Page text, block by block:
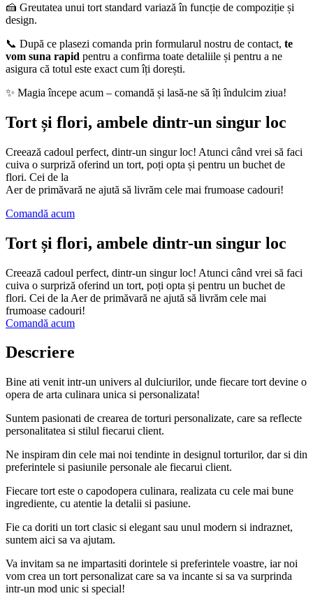
🍰 Greutatea unui tort standard variază în funcție de compoziție și
design.
📞 După ce plasezi comanda prin formularul nostru de contact, te
vom suna rapid pentru a confirma toate detaliile și pentru a ne
asigura că totul este exact cum îți dorești.
✨ Magia începe acum – comandă și lasă-ne să îți îndulcim ziua!
Tort și flori, ambele dintr-un singur loc
Creează cadoul perfect, dintr-un singur loc! Atunci când vrei să faci
cuiva o surpriză oferind un tort, poți opta și pentru un buchet de
flori. Cei de la
Aer de primăvară ne ajută să livrăm cele mai frumoase cadouri!
Comandă acum
Tort și flori, ambele dintr-un singur loc
Creează cadoul perfect, dintr-un singur loc! Atunci când vrei să faci
cuiva o surpriză oferind un tort, poți opta și pentru un buchet de
flori. Cei de la Aer de primăvară ne ajută să livrăm cele mai
frumoase cadouri!
Comandă acum
Descriere
Bine ati venit intr-un univers al dulciurilor, unde fiecare tort devine o
opera de arta culinara unica si personalizata!
Suntem pasionati de crearea de torturi personalizate, care sa reflecte
personalitatea si stilul fiecarui client.
Ne inspiram din cele mai noi tendinte in designul torturilor, dar si din
preferintele si pasiunile personale ale fiecarui client.
Fiecare tort este o capodopera culinara, realizata cu cele mai bune
ingrediente, cu atentie la detalii si pasiune.
Fie ca doriti un tort clasic si elegant sau unul modern si indraznet,
suntem aici sa va ajutam.
Va invitam sa ne impartasiti dorintele si preferintele voastre, iar noi
vom crea un tort personalizat care sa va incante si sa va surprinda
intr-un mod unic si special!